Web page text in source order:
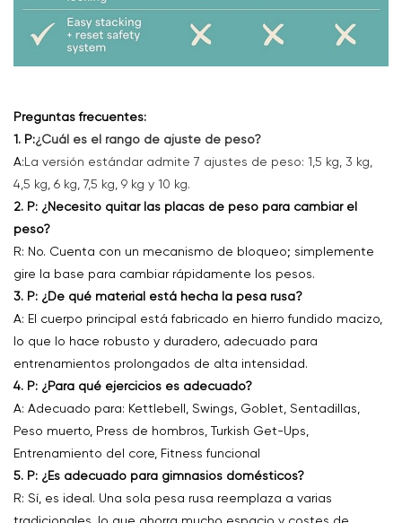
Preguntas frecuentes:
1. P:¿Cuál es el rango de ajuste de peso?
A: La versión estándar admite 7 ajustes de peso: 1,5 kg, 3 kg,
4,5 kg, 6 kg, 7,5 kg, 9 kg y 10 kg.
2. P: ¿Necesito quitar las placas de peso para cambiar el
peso?
R: No. Cuenta con un mecanismo de bloqueo; simplemente
gire la base para cambiar rápidamente los pesos.
3. P: ¿De qué material está hecha la pesa rusa?
A: El cuerpo principal está fabricado en hierro fundido macizo,
lo que lo hace robusto y duradero, adecuado para
entrenamientos prolongados de alta intensidad.
4. P: ¿Para qué ejercicios es adecuado?
A: Adecuado para: Kettlebell, Swings, Goblet, Sentadillas,
Peso muerto, Press de hombros, Turkish Get-Ups,
Entrenamiento del core, Fitness funcional
5. P: ¿Es adecuado para gimnasios domésticos?
R: Sí, es ideal. Una sola pesa rusa reemplaza a varias